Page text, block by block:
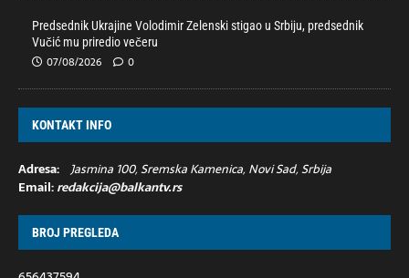
Predsednik Ukrajine Volodimir Zelenski stigao u Srbiju, predsednik
Vučić mu priredio večeru
07/08/2026 0
KONTAKT INFO
Adresa: Jasmina 100, Sremska Kamenica, Novi Sad, Srbija
Email:redakcija@balkantv.rs
BROJ PREGLEDA